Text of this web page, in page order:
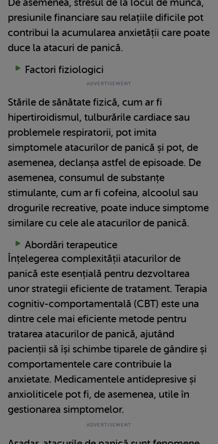
De asemenea, stresul de la locul de muncă,
presiunile financiare sau relațiile dificile pot
contribui la acumularea anxietății care poate
duce la atacuri de panică.
Factori fiziologici
Stările de sănătate fizică, cum ar fi
hipertiroidismul, tulburările cardiace sau
problemele respiratorii, pot imita
simptomele atacurilor de panică și pot, de
asemenea, declanșa astfel de episoade. De
asemenea, consumul de substanțe
stimulante, cum ar fi cofeina, alcoolul sau
drogurile recreative, poate induce simptome
similare cu cele ale atacurilor de panică.
Abordări terapeutice
Înțelegerea complexității atacurilor de
panică este esențială pentru dezvoltarea
unor strategii eficiente de tratament. Terapia
cognitiv-comportamentală (CBT) este una
dintre cele mai eficiente metode pentru
tratarea atacurilor de panică, ajutând
pacienții să își schimbe tiparele de gândire și
comportamentele care contribuie la
anxietate. Medicamentele antidepresive și
anxioliticele pot fi, de asemenea, utile în
gestionarea simptomelor.